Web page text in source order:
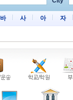
바 사 아 자